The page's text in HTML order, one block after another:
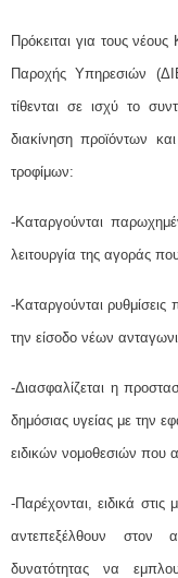
Πρόκειται για τους
Παροχής Υπηρεσιών
τίθενται σε ισχύ το
διακίνηση προϊόντων
τροφίμων:
-Καταργούνται
λειτουργία της αγοράς
-Καταργούνται ρυθμίσεις
την είσοδο νέων
-Διασφαλίζεται η
δημόσιας υγείας με την
ειδικών νομοθεσιών που
-Παρέχονται, ειδικά στις
αντεπεξέλθουν στον
δυνατότητας να